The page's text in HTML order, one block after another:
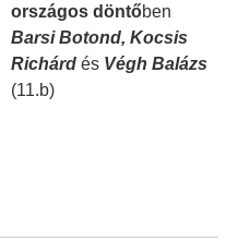
országos döntőben
Barsi Botond, Kocsis
Richárd ésVégh Balázs
(11.b)